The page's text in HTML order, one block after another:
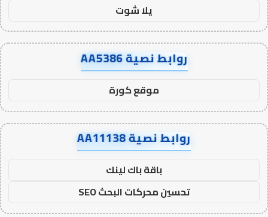
يلا شوت
روابط نصية AA5386
موقع كورة
روابط نصية AA11138
باقة باك لينك
تحسين محركات البحث SEO